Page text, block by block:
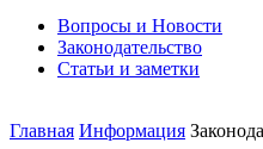
Вопросы и Новости
Законодательство
Статьи и заметки
Главная Информация